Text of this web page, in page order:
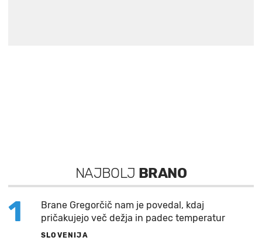
NAJBOLJ BRANO
1
Brane Gregorčič nam je povedal, kdaj
pričakujejo več dežja in padec temperatur
SLOVENIJA